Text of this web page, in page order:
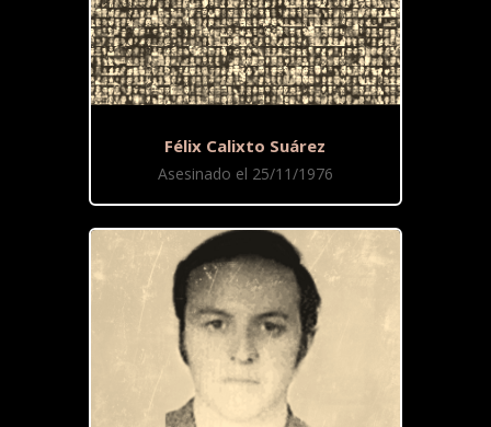
Félix Calixto Suárez
Asesinado el 25/11/1976